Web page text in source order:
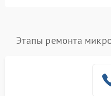
Появление запаха гари
Этапы ремонта